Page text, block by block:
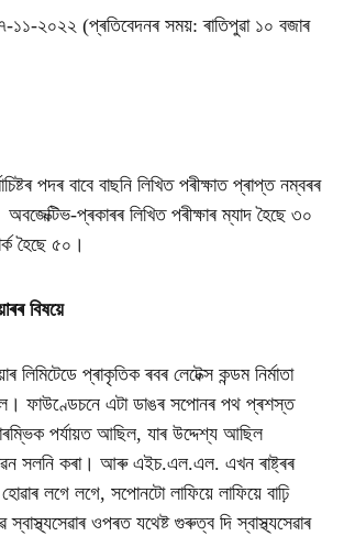
১১-২০২২ (প্ৰতিবেদনৰ সময়: ৰাতিপুৱা ১০ বজাৰ
পদৰ বাবে বাছনি লিখিত পৰীক্ষাত প্ৰাপ্ত নম্বৰৰ
প্ৰকাৰৰ লিখিত পৰীক্ষাৰ ম্যাদ হৈছে ৩০
হৈছে ৫০।
বিষয়ে
প্ৰাকৃতিক ৰবৰ লেটেক্স কন্ডম নিৰ্মাতা
ফাউণ্ডেচনে এটা ডাঙৰ সপোনৰ পথ প্ৰশস্ত
পৰ্যায়ত আছিল, যাৰ উদ্দেশ্য আছিল
সলনি কৰা। আৰু এইচ.এল.এল. এখন ৰাষ্ট্ৰৰ
লগে লগে, সপোনটো লাফিয়ে লাফিয়ে বাঢ়ি
স্বাস্থ্যসেৱাৰ ওপৰত যথেষ্ট গুৰুত্ব দি স্বাস্থ্যসেৱাৰ